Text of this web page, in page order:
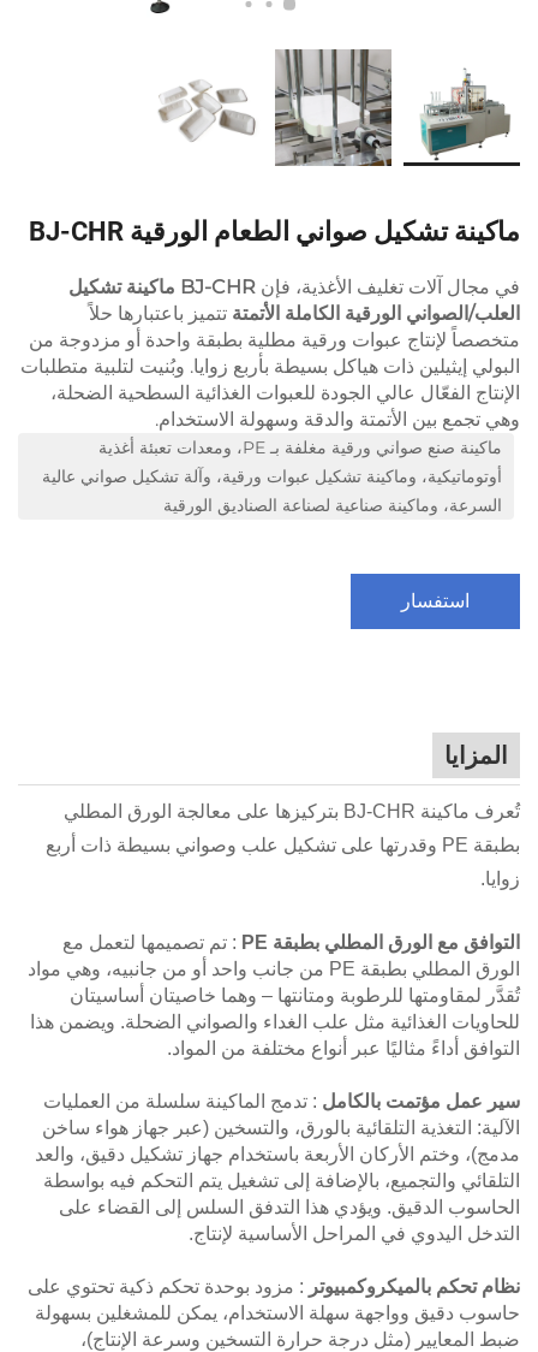
ماكينة تشكيل صواني الطعام الورقية BJ-CHR
في مجال آلات تغليف الأغذية، فإن
BJ-CHR ماكينة تشكيل
العلب/الصواني الورقية الكاملة الأتمتة تتميز باعتبارها حلاً
متخصصاً لإنتاج عبوات ورقية مطلية بطبقة واحدة أو مزدوجة من
البولي إيثيلين ذات هياكل بسيطة بأربع زوايا. وبُنيت لتلبية متطلبات
الإنتاج الفعّال عالي الجودة للعبوات الغذائية السطحية الضحلة،
وهي تجمع بين الأتمتة والدقة وسهولة الاستخدام.
ماكينة صنع صواني ورقية مغلفة بـ PE، ومعدات تعبئة أغذية
أوتوماتيكية، وماكينة تشكيل عبوات ورقية، وآلة تشكيل صواني عالية
السرعة، وماكينة صناعية لصناعة الصناديق الورقية
استفسار
المزايا
تُعرف ماكينة BJ-CHR بتركيزها على معالجة الورق المطلي
بطبقة PE وقدرتها على تشكيل علب وصواني بسيطة ذات أربع
زوايا.
التوافق مع الورق المطلي بطبقة PE
: تم تصميمها لتعمل مع
الورق المطلي بطبقة PE من جانب واحد أو من جانبيه، وهي مواد
تُقدَّر لمقاومتها للرطوبة ومتانتها – وهما خاصيتان أساسيتان
للحاويات الغذائية مثل علب الغداء والصواني الضحلة. ويضمن هذا
التوافق أداءً مثاليًا عبر أنواع مختلفة من المواد.
سير عمل مؤتمت بالكامل : تدمج الماكينة سلسلة من العمليات
الآلية: التغذية التلقائية بالورق، والتسخين (عبر جهاز هواء ساخن
مدمج)، وختم الأركان الأربعة باستخدام جهاز تشكيل دقيق، والعد
التلقائي والتجميع، بالإضافة إلى تشغيل يتم التحكم فيه بواسطة
الحاسوب الدقيق. ويؤدي هذا التدفق السلس إلى القضاء على
التدخل اليدوي في المراحل الأساسية لإنتاج.
نظام تحكم بالميكروكمبيوتر : مزود بوحدة تحكم ذكية تحتوي على
حاسوب دقيق وواجهة سهلة الاستخدام، يمكن للمشغلين بسهولة
ضبط المعايير (مثل درجة حرارة التسخين وسرعة الإنتاج)،